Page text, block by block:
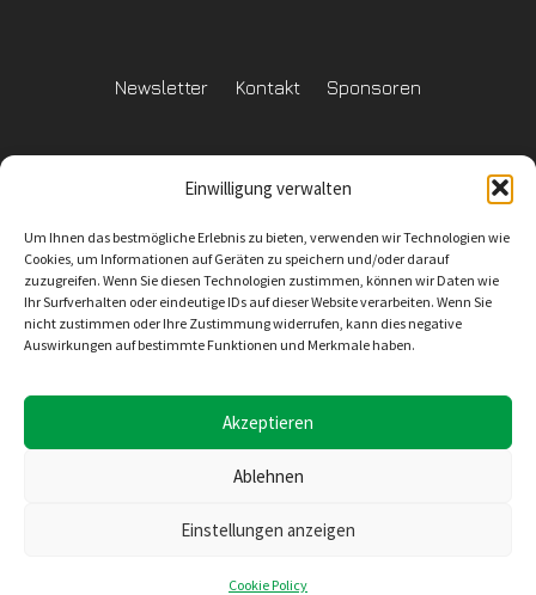
Einwilligung verwalten
Um Ihnen das bestmögliche Erlebnis zu bieten, verwenden wir Technologien wie
Cookies, um Informationen auf Geräten zu speichern und/oder darauf
zuzugreifen. Wenn Sie diesen Technologien zustimmen, können wir Daten wie
Ihr Surfverhalten oder eindeutige IDs auf dieser Website verarbeiten. Wenn Sie
nicht zustimmen oder Ihre Zustimmung widerrufen, kann dies negative
Auswirkungen auf bestimmte Funktionen und Merkmale haben.
Akzeptieren
Ablehnen
Einstellungen anzeigen
Cookie Policy
Newsletter Kontakt Sponsoren
Reglement Datenschutz
Inhaltliche Verantwortung
4528 Zuchwil
Konzept, Design und Umsetzung